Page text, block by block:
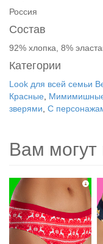
Россия
Состав
92% хлопка, 8%
Категории
Look для всей семьи
Красные
зверями С
Вам могут